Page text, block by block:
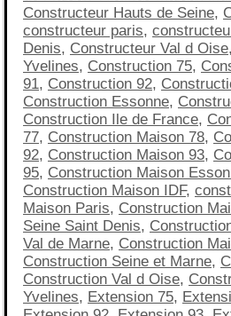
Constructeur Hauts de Seine,
constructeur paris,
Denis, Constructeur Val d Oise,
Yvelines, Construction 75,
91, Construction 92,
Construction Essonne,
Construction Ile de France,
77, Construction Maison 78,
92, Construction Maison 93,
95, Construction Maison
Construction Maison IDF,
Maison Paris, Construction
Seine Saint Denis,
Val de Marne, Construction
Construction Seine et Marne,
Construction Val d Oise,
Yvelines, Extension 75,